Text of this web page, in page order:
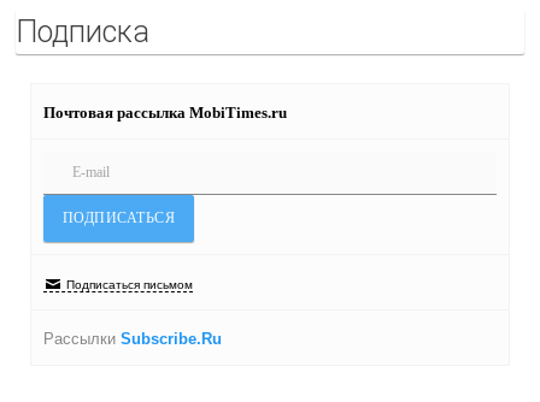
Подписка
Почтовая рассылка MobiTimes.ru
Подписаться письмом
Рассылки Subscribe.Ru